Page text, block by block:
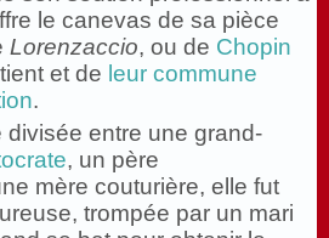
le canevas de sa pièce
Lorenzaccio, ou de Chopin
et de leur commune
.
entre une grand-
, un père
mère couturière, elle fut
trompée par un mari